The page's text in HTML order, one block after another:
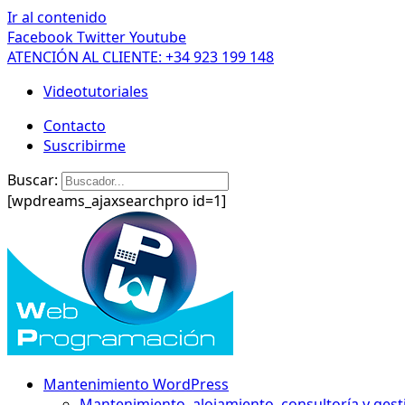
Ir al contenido
FacebookTwitterYoutube
ATENCIÓN AL CLIENTE: +34 923 199 148
Videotutoriales
Contacto
Suscribirme
Buscar:
[wpdreams_ajaxsearchpro id=1]
Mantenimiento WordPress